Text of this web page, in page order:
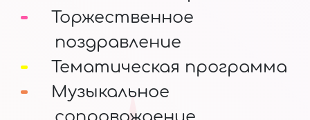
Торжественное
поздравление
Тематическая программа
Музыкальное